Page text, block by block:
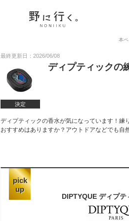
本
最終更新日：2026/06/08
決定
ディプティックの
ディプティックの香水が気になっています！
おすすめはありますか？アウトドアなどでも
pick
up